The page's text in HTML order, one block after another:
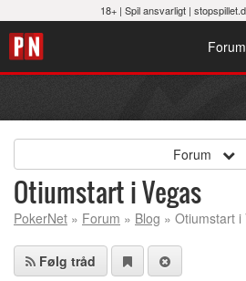
18+ | Spil ansvarligt|
Forum
Forum
Otiumstart i Vegas
PokerNet » Forum » Blog » Otiumstart i
Følg tråd